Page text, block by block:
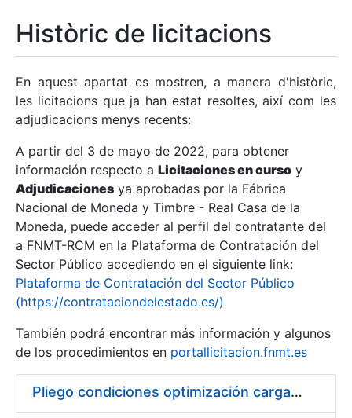
Mostra/Amaga
Mostra/Amaga
Mostra/Amaga
Històric de licitacions
En aquest apartat es mostren, a manera d'històric,
les licitacions que ja han estat resoltes, així com les
adjudicacions menys recents:
A partir del 3 de mayo de 2022, para obtener
información respecto a Licitaciones en curso y
Adjudicaciones ya aprobadas por la Fábrica
Nacional de Moneda y Timbre - Real Casa de la
Moneda, puede acceder al perfil del contratante del
a FNMT-RCM en la Plataforma de Contratación del
Sector Público accediendo en el siguiente link:
Plataforma de Contratación del Sector Público
(https://contrataciondelestado.es/)
También podrá encontrar más información y algunos
de los procedimientos en portallicitacion.fnmt.es
Pliego condiciones optimización cargas compras firmado